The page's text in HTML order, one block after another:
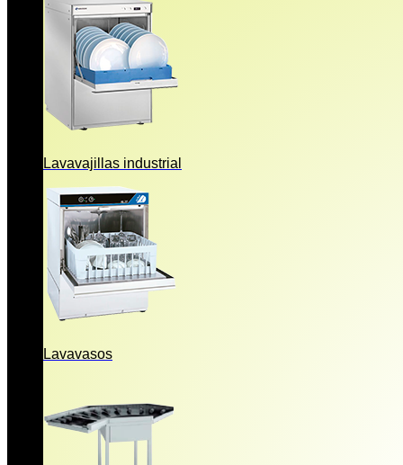
Lavavajillas industrial
Lavavasos